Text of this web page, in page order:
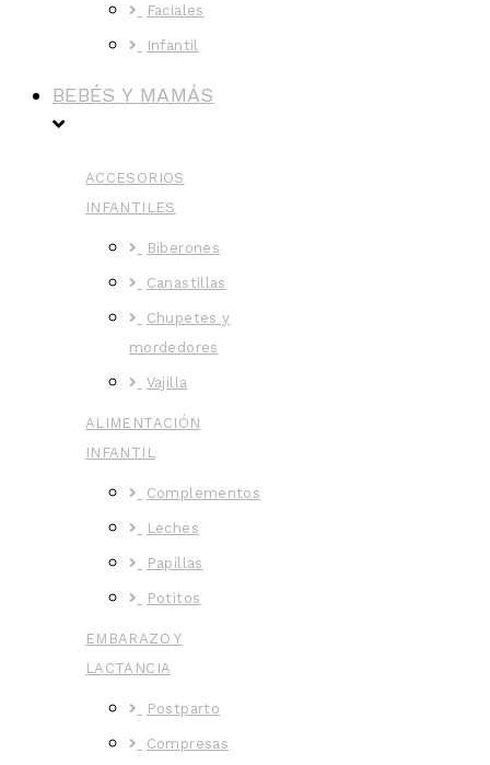
Faciales
Infantil
BEBÉS Y MAMÁS
ACCESORIOS
INFANTILES
Biberones
Canastillas
Chupetes y
mordedores
Vajilla
ALIMENTACIÓN
INFANTIL
Complementos
Leches
Papillas
Potitos
EMBARAZO Y
LACTANCIA
Postparto
Compresas